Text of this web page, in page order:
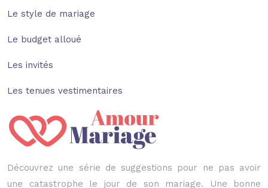
Le style de mariage
Le budget alloué
Les invités
Les tenues vestimentaires
Découvrez une série de suggestions pour ne pas avoir
une catastrophe le jour de son mariage. Une bonne